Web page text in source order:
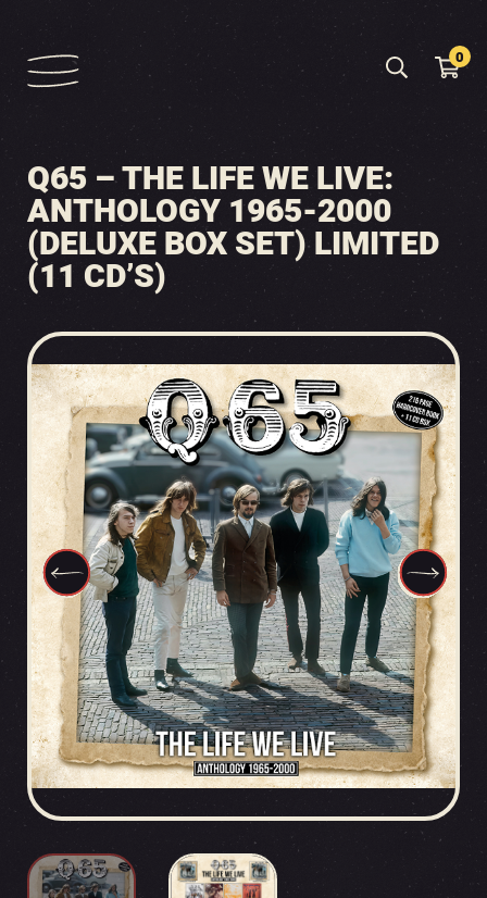
0
Q65 – THE LIFE WE LIVE:
ANTHOLOGY 1965-2000
(DELUXE BOX SET) LIMITED
(11 CD’S)